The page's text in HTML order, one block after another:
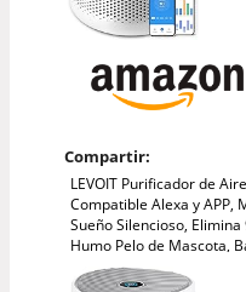
Compartir:
LEVOIT Purificador de
Compatible Alexa y APP,
Sueño Silencioso,
Humo Pelo de Mascota,